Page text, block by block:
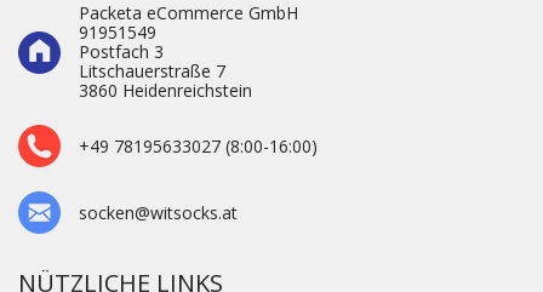
Packeta eCommerce GmbH
91951549
Postfach 3
Litschauerstraße 7
3860 Heidenre­ichstein
+49 78195633027 (8:00-16:00)
socken@witsocks.at
NÜTZLICHE LINKS